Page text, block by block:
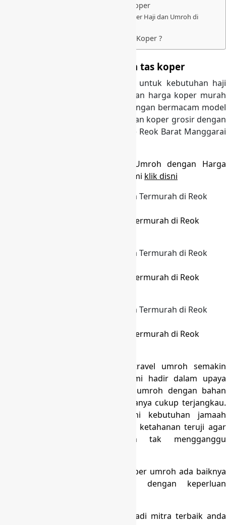
Kami siap menerima pesanan tas koper
Mengapa memilih Konveksi Tas Koper Haji dan Umroh di
Kenapa Saatnya Anda Memakai Tas Koper ?
Kami siap menerima pesanan tas koper
Kami menyediakan koper custom untuk kebutuhan haji
dan umroh, berkualitas baik dengan harga koper murah
terjangkau dan sangat bersaing dengan bermacam model
dan motif. Kami melayani pemesanan koper grosir dengan
minimal order 50 pcs, siap kirim ke Reok Barat Manggarai
Anda Cari Konveksi Tas Koper Umroh dengan Harga
Murah dan berkualitas hubungi kami klik disni
Produksi Tas Koper Umroh Harga Termurah di Reok
Produksi Tas Koper Umroh Harga Termurah di Reok
Produksi Tas Koper Umroh Harga Termurah di Reok
Sekarang ini bisnis agen atau travel umroh semakin
bertambah banyak membuat kami hadir dalam upaya
memenuhi kebutuhan tas koper umroh dengan bahan
berkualitas namun demikian harganya cukup terjangkau.
Kami siap membantu memenuhi kebutuhan jamaah
terhadap tas koper yang memiliki ketahanan teruji agar
memperlancar perjalanan dan tak mengganggu
Jika Anda mencari konveksi tas koper umroh ada baiknya
mengutamakan yang mengerti dengan keperluan
Kami berkomitmen untuk selalu jadi mitra terbaik anda